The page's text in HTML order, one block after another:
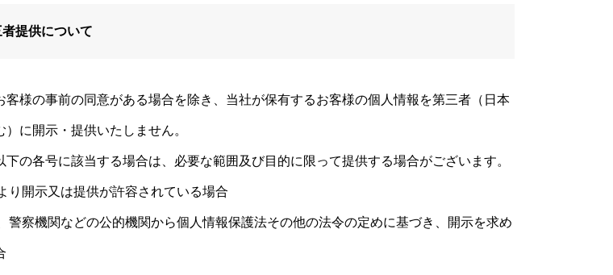
提供について
客様の事前の同意がある場合を除き、当社が保有するお客様の個人情報を第三者（日本
）に開示・提供いたしません。
下の各号に該当する場合は、必要な範囲及び目的に限って提供する場合がございます。
り開示又は提供が許容されている場合
警察機関などの公的機関から個人情報保護法その他の法令の定めに基づき、開示を求め